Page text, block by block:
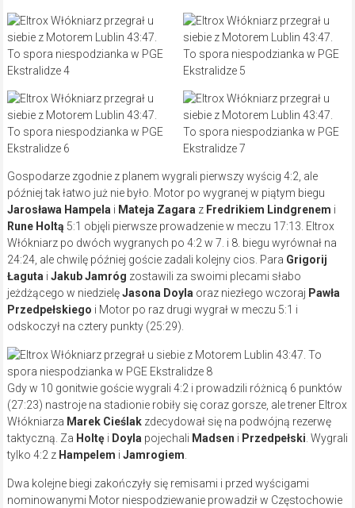
Gospodarze zgodnie z planem wygrali pierwszy wyścig 4:2, ale
później tak łatwo już nie było. Motor po wygranej w piątym biegu
Jarosława Hampela i Mateja Zagara z Fredrikiem Lindgrenem i
Rune Holtą 5:1 objęli pierwsze prowadzenie w meczu 17:13. Eltrox
Włókniarz po dwóch wygranych po 4:2 w 7. i 8. biegu wyrównał na
24:24, ale chwilę później goście zadali kolejny cios. Para Grigorij
Łaguta i Jakub Jamróg zostawili za swoimi plecami słabo
jeżdżącego w niedzielęJasona Doyla oraz niezłego wczoraj Pawła
Przedpełskiego i Motor po raz drugi wygrał w meczu 5:1 i
odskoczył na cztery punkty (25:29).
Gdy w 10 gonitwie goście wygrali 4:2 i prowadzili różnicą 6 punktów
(27:23) nastroje na stadionie robiły się coraz gorsze, ale trener Eltrox
Włókniarza Marek Cieślakzdecydował się na podwójną rezerwę
taktyczną. Za Holtęi Doyla pojechali Madsen i Przedpełski . Wygrali
tylko 4:2 z Hampelem i Jamrogiem
Dwa kolejne biegi zakończyły się remisami i przed wyścigami
nominowanymi Motor niespodziewanie prowadził w Częstochowie